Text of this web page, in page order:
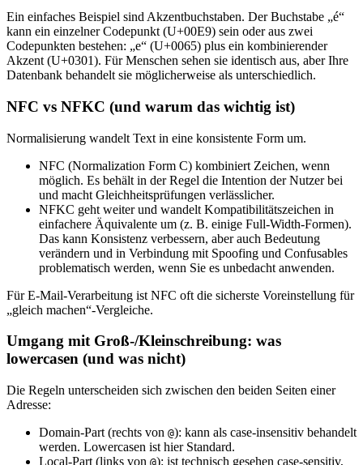
Ein einfaches Beispiel sind Akzentbuchstaben. Der Buchstabe „é“
kann ein einzelner Codepunkt (U+00E9) sein oder aus zwei
Codepunkten bestehen: „e“ (U+0065) plus ein kombinierender
Akzent (U+0301). Für Menschen sehen sie identisch aus, aber Ihre
Datenbank behandelt sie möglicherweise als unterschiedlich.
NFC vs NFKC (und warum das wichtig ist)
Normalisierung wandelt Text in eine konsistente Form um.
NFC (Normalization Form C) kombiniert Zeichen, wenn
möglich. Es behält in der Regel die Intention der Nutzer bei
und macht Gleichheitsprüfungen verlässlicher.
NFKC geht weiter und wandelt Kompatibilitätszeichen in
einfachere Äquivalente um (z. B. einige Full‑Width‑Formen).
Das kann Konsistenz verbessern, aber auch Bedeutung
verändern und in Verbindung mit Spoofing und Confusables
problematisch werden, wenn Sie es unbedacht anwenden.
Für E‑Mail‑Verarbeitung ist NFC oft die sicherste Voreinstellung für
„gleich machen“‑Vergleiche.
Umgang mit Groß‑/Kleinschreibung: was
lowercasen (und was nicht)
Die Regeln unterscheiden sich zwischen den beiden Seiten einer
Adresse:
Domain‑Part (rechts von @): kann als case‑insensitiv behandelt
werden. Lowercasen ist hier Standard.
Local‑Part (links von @): ist technisch gesehen case‑sensitiv,